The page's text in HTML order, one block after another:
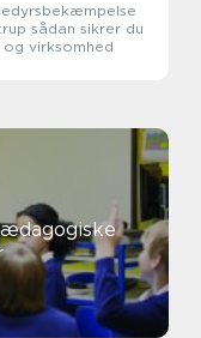
sikrer du
og virksomhed